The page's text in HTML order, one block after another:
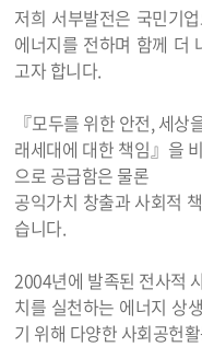
저희 서부발전은 국민기
에너지를 전하며 함께 더
고자 합니다.
『모두를 위한 안전, 세
래세대에 대한 책임』을
으로 공급함은 물론
공익가치 창출과 사회적
습니다.
2004년에 발족된 전사적
치를 실천하는 에너지 상
기 위해 다양한 사회공헌